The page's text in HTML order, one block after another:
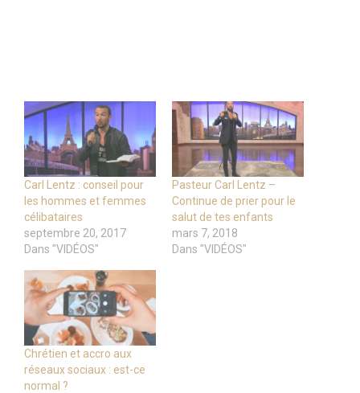
Carl Lentz : conseil pour
les hommes et femmes
célibataires
septembre 20, 2017
Dans "VIDÉOS"
Pasteur Carl Lentz –
Continue de prier pour le
salut de tes enfants
mars 7, 2018
Dans "VIDÉOS"
Chrétien et accro aux
réseaux sociaux : est-ce
normal ?